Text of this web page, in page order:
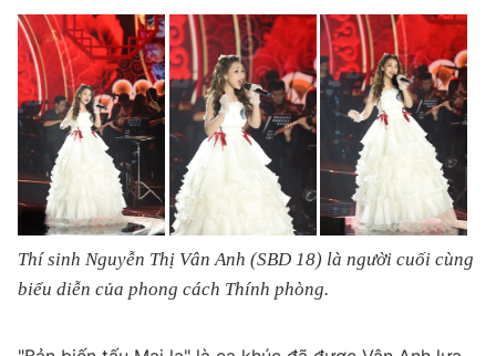
Thí sinh Nguyễn Thị Vân Anh (SBD 18) là người cuối cùng
biểu diễn của phong cách Thính phòng.